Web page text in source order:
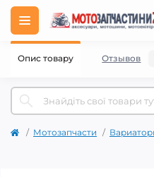
Мотозапчасти
Опис товару Отзывов